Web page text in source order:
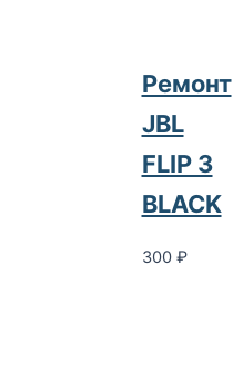
Ремонт
JBL
FLIP 3
BLACK
300 ₽